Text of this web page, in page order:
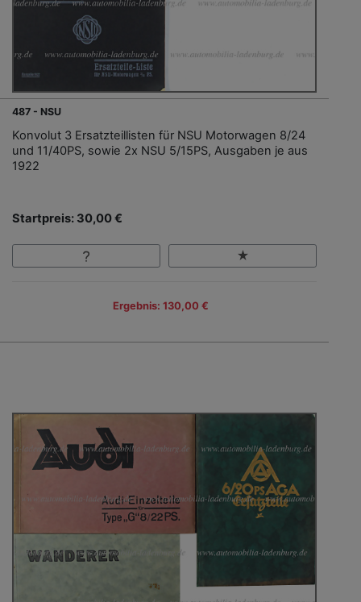
487 - NSU
Konvolut 3 Ersatzteillisten für NSU Motorwagen 8/24
und 11/40PS, sowie 2x NSU 5/15PS, Ausgaben je aus
1922
Startpreis: 30,00 €
Ergebnis: 130,00 €